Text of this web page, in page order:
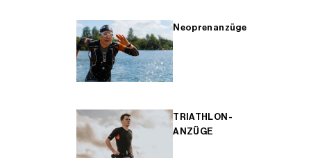
Neoprenanzüge
TRIATHLON-
ANZÜGE